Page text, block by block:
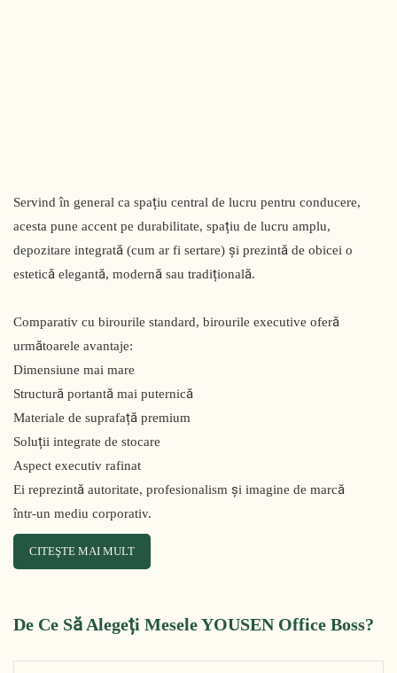
Servind în general ca spațiu central de lucru pentru conducere,
acesta pune accent pe durabilitate, spațiu de lucru amplu,
depozitare integrată (cum ar fi sertare) și prezintă de obicei o
estetică elegantă, modernă sau tradițională.
Comparativ cu birourile standard, birourile executive oferă
următoarele avantaje:
Dimensiune mai mare
Structură portantă mai puternică
Materiale de suprafață premium
Soluții integrate de stocare
Aspect executiv rafinat
Ei reprezintă autoritate, profesionalism și imagine de marcă
într-un mediu corporativ.
CITEŞTE MAI MULT
De Ce Să Alegeți Mesele YOUSEN Office Boss?